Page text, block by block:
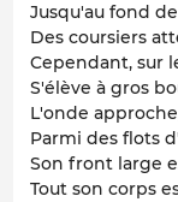
Jusqu'au fond
Des coursiers
Cependant, sur
S'élève à gros
L'onde
Parmi des flots
Son front large
Tout son corps